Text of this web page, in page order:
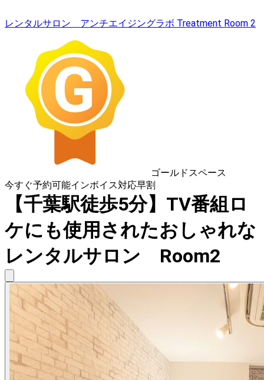
レンタルサロン アンチエイジングラボ Treatment Room 2
ゴールドスペース
今すぐ予約可能インボイス対応早割
【千葉駅徒歩5分】TV番組ロ
ケにも使用されたおしゃれな
レンタルサロン Room2